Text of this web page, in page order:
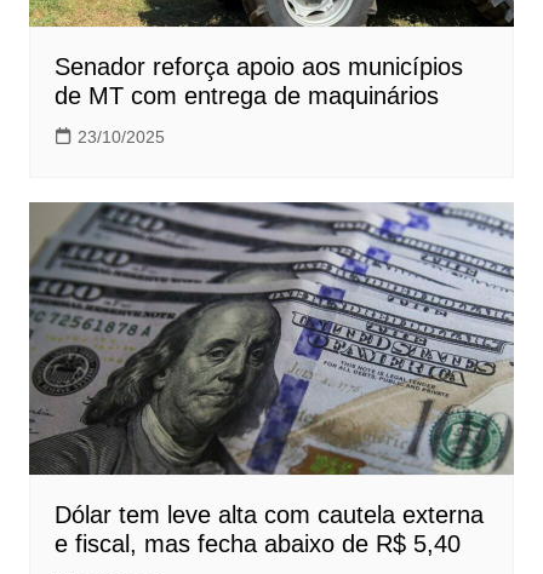
Senador reforça apoio aos municípios
de MT com entrega de maquinários
23/10/2025
Dólar tem leve alta com cautela externa
e fiscal, mas fecha abaixo de R$ 5,40